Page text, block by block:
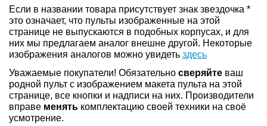
Если в названии товара присутствует знак звездочка *
это означает, что пульты изображенные на этой
странице не выпускаются в подобных корпусах, и для
них мы предлагаем аналог внешне другой. Некоторые
изображения аналогов можно увидеть здесь
Уважаемые покупатели! Обязательно сверяйте ваш
родной пульт с изображением макета пульта на этой
странице, все кнопки и надписи на них. Производители
вправе менять комплектацию своей техники на своё
усмотрение.